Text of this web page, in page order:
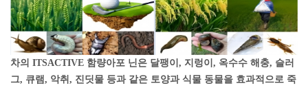
차의 ITSACTIVE 함량아포 닌은 달팽이, 지렁이, 옥수수 해충, 슬러
그, 큐램, 악취, 진딧물 등과 같은 토양과 식물 동물을 효과적으로 죽